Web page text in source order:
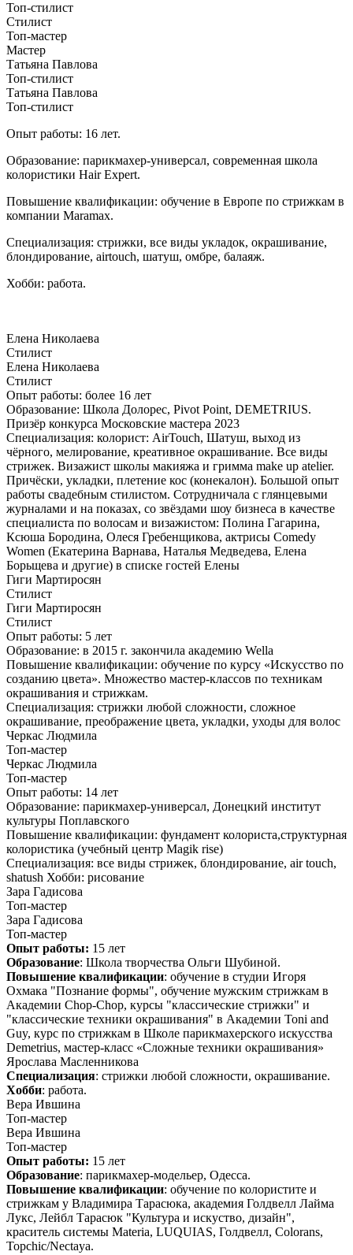
Топ-стилист
Стилист
Топ-мастер
Мастер
Татьяна Павлова
Топ-стилист
Татьяна Павлова
Топ-стилист
Опыт работы: 16 лет.
Образование: парикмахер-универсал, современная школа
колористики Hair Expert.
Повышение квалификации: обучение в Европе по стрижкам в
компании Maramax.
Специализация: стрижки, все виды укладок, окрашивание,
блондирование, airtouch, шатуш, омбре, балаяж.
Хобби: работа.
Елена Николаева
Стилист
Елена Николаева
Стилист
Опыт работы: более 16 лет
Образование: Школа Долорес, Pivot Point, DEMETRIUS.
Призёр конкурса Московские мастера 2023
Специализация: колорист: AirTouch, Шатуш, выход из
чёрного, мелирование, креативное окрашивание. Все виды
стрижек. Визажист школы макияжа и гримма make up atelier.
Причёски, укладки, плетение кос (конекалон). Большой опыт
работы свадебным стилистом. Сотрудничала с глянцевыми
журналами и на показах, со звёздами шоу бизнеса в качестве
специалиста по волосам и визажистом: Полина Гагарина,
Ксюша Бородина, Олеся Гребенщикова, актрисы Comedy
Women (Екатерина Варнава, Наталья Медведева, Елена
Борьщева и другие) в списке гостей Елены
Гиги Мартиросян
Стилист
Гиги Мартиросян
Стилист
Опыт работы: 5 лет
Образование: в 2015 г. закончила академию Wella
Повышение квалификации: обучение по курсу «Искусство по
созданию цвета». Множество мастер-классов по техникам
окрашивания и стрижкам.
Специализация: стрижки любой сложности, сложное
окрашивание, преображение цвета, укладки, уходы для волос
Черкас Людмила
Топ-мастер
Черкас Людмила
Топ-мастер
Опыт работы: 14 лет
Образование: парикмахер-универсал, Донецкий институт
культуры Поплавского
Повышение квалификации: фундамент колориста,структурная
колористика (учебный центр Magik rise)
Специализация: все виды стрижек, блондирование, air touch,
shatush Хобби: рисование
Зара Гадисова
Топ-мастер
Зара Гадисова
Топ-мастер
Опыт работы: 15 лет
Образование: Школа творчества Ольги Шубиной.
Повышение квалификации: обучение в студии Игоря
Охмака "Познание формы", обучение мужским стрижкам в
Академии Chop-Chop, курсы "классические стрижки" и
"классические техники окрашивания" в Академии Toni and
Guy, курс по стрижкам в Школе парикмахерского искусства
Demetrius, мастер-класс «Сложные техники окрашивания»
Ярослава Масленникова
Специализация: стрижки любой сложности, окрашивание.
Хобби: работа.
Вера Ившина
Топ-мастер
Вера Ившина
Топ-мастер
Опыт работы: 15 лет
Образование: парикмахер-модельер, Одесса.
Повышение квалификации: обучение по колористите и
стрижкам у Владимира Тарасюка, академия Голдвелл Лайма
Лукс, Лейбл Тарасюк "Культура и искуство, дизайн",
краситель системы Materia, LUQUIAS, Голдвелл, Colorans,
Topchic/Nectaya.